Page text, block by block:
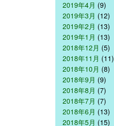
2019年4月 (9)
2019年3月 (12)
2019年2月 (13)
2019年1月 (13)
2018年12月 (5)
2018年11月 (11)
2018年10月 (8)
2018年9月 (9)
2018年8月 (7)
2018年7月 (7)
2018年6月 (13)
2018年5月 (15)